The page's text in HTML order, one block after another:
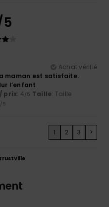
Achat vérifié
maman est satisfaite.
l’enfant
prix: 4/5 Taille: Taille
/5
1 2 3 >